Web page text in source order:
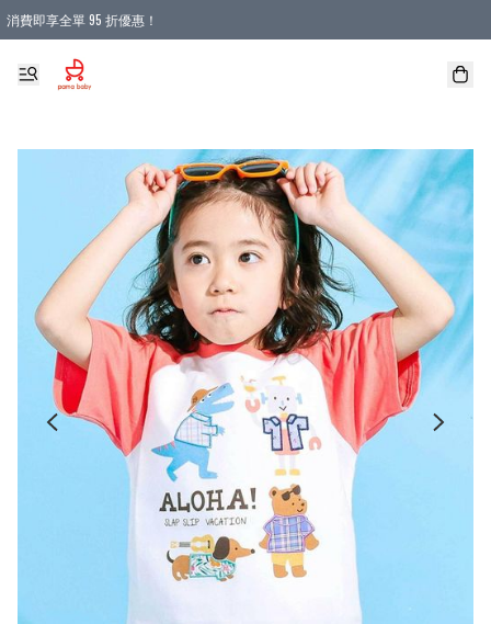
消費即享全單 95 折優惠！
購物滿 HKD 900.00即享免運費優惠！（適用於 本地送貨、本地取貨 )